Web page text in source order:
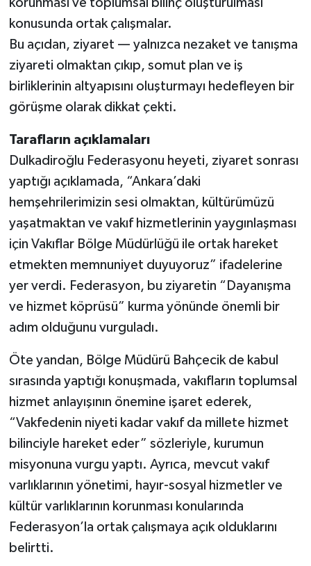
konusunda ortak çalışmalar.
Bu açıdan, ziyaret — yalnızca nezaket ve tanışma
ziyareti olmaktan çıkıp, somut plan ve iş
birliklerinin altyapısını oluşturmayı hedefleyen bir
görüşme olarak dikkat çekti.
Tarafların açıklamaları
Dulkadiroğlu Federasyonu heyeti, ziyaret sonrası
yaptığı açıklamada, “Ankara’daki
hemşehrilerimizin sesi olmaktan, kültürümüzü
yaşatmaktan ve vakıf hizmetlerinin yaygınlaşması
için Vakıflar Bölge Müdürlüğü ile ortak hareket
etmekten memnuniyet duyuyoruz” ifadelerine
yer verdi. Federasyon, bu ziyaretin “Dayanışma
ve hizmet köprüsü” kurma yönünde önemli bir
adım olduğunu vurguladı.
Öte yandan, Bölge Müdürü Bahçecik de kabul
sırasında yaptığı konuşmada, vakıfların toplumsal
hizmet anlayışının önemine işaret ederek,
“Vakfedenin niyeti kadar vakıf da millete hizmet
bilinciyle hareket eder” sözleriyle, kurumun
misyonuna vurgu yaptı. Ayrıca, mevcut vakıf
varlıklarının yönetimi, hayır-sosyal hizmetler ve
kültür varlıklarının korunması konularında
Federasyon’la ortak çalışmaya açık olduklarını
belirtti.